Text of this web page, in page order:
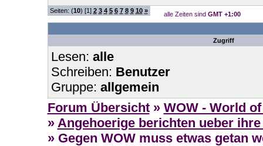
Seiten: (10) [1] 2 3 4 5 6 7 8 9 10 » alle Zeiten sind GMT +1:00
Zugriff
Lesen: alle
Schreiben: Benutzer
Gruppe: allgemein
Forum Übersicht » WOW - World
» Angehoerige berichten ueber
» Gegen WOW muss etwas getan